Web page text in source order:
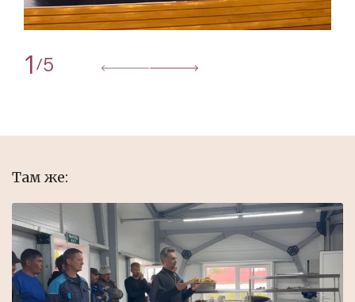
1 /5
Там же: